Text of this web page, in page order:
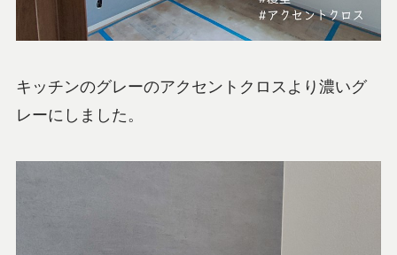
キッチンのグレーのアクセントクロスより濃いグ
レーにしました。